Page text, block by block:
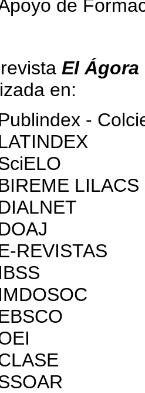
de
El Ágora
en:
-
LILACS
REVISTAS
IBSS
IMDOSOC